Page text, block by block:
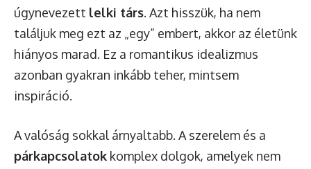
úgynevezett lelki társ. Azt hisszük, ha nem
találjuk meg ezt az „egy” embert, akkor az életünk
hiányos marad. Ez a romantikus idealizmus
azonban gyakran inkább teher, mintsem
inspiráció.
A valóság sokkal árnyaltabb. A szerelem és a
párkapcsolatok komplex dolgok, amelyek nem